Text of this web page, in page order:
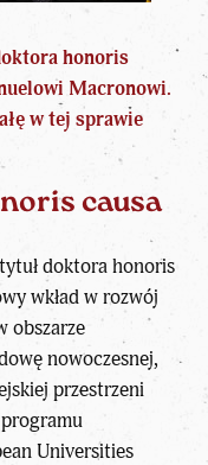
honoris
Macronowi.
w tej sprawie
causa
doktora honoris
wkład w rozwój
obszarze
nowoczesnej,
przestrzeni
Universities